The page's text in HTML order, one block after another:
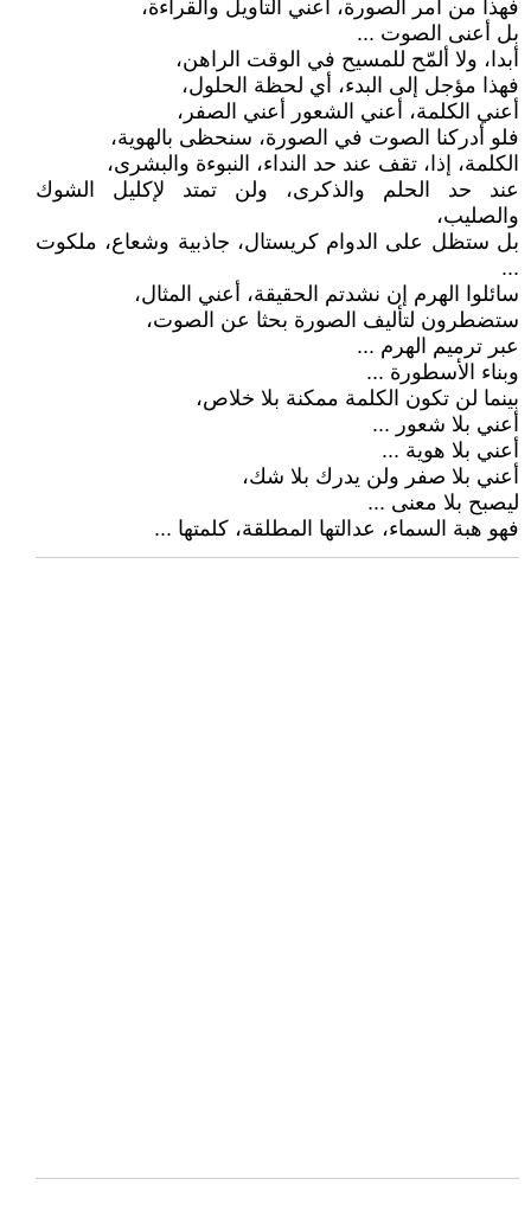
فهذا من أمر الصورة، أعني التأويل والقراءة،
بل أعنى الصوت ...
أبدا، ولا ألمّح للمسيح في الوقت الراهن،
فهذا مؤجل إلى البدء، أي لحظة الحلول،
أعني الكلمة، أعني الشعور أعني الصفر،
فلو أدركنا الصوت في الصورة، سنحظى بالهوية،
الكلمة، إذا، تقف عند حد النداء، النبوءة والبشرى،
عند حد الحلم والذكرى، ولن تمتد لإكليل الشوك
والصليب،
بل ستظل على الدوام كريستال، جاذبية وشعاع، ملكوت
...
سائلوا الهرم إن نشدتم الحقيقة، أعني المثال،
ستضطرون لتأليف الصورة بحثا عن الصوت،
عبر ترميم الهرم ...
وبناء الأسطورة ...
بينما لن تكون الكلمة ممكنة بلا خلاص،
أعني بلا شعور ...
أعني بلا هوية ...
أعني بلا صفر ولن يدرك بلا شك،
ليصبح بلا معنى ...
فهو هبة السماء، عدالتها المطلقة، كلمتها ...